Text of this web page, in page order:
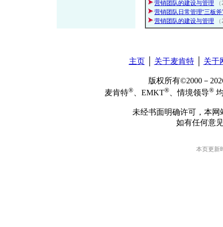
营销团队的建设与管理
营销团队日常管理“三板斧
营销团队的建设与管理
主页│ 关于麦肯特│ 关于
版权所有©2000－
麦肯特® 、EMKT® 、情境领导®
未经书面明确许可，本
如有任何意
本页更新